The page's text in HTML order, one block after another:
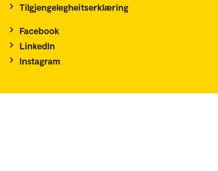
Tilgjengelegheitserklæring
Facebook
LinkedIn
Instagram